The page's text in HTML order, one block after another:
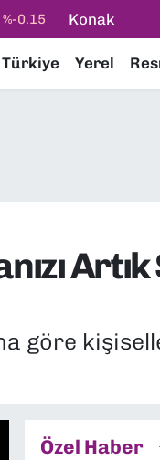
%0.18
%0.38
Konak
Türkiye Yerel
Artık
göre
Özel Haber